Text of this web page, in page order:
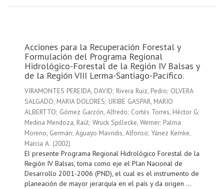
Acciones para la Recuperación Forestal y
Formulación del Programa Regional
Hidrológico-Forestal de la Región IV Balsas y
de la Región VIII Lerma-Santiago-Pacífico.
VIRAMONTES PEREIDA, DAVID; Rivera Ruiz, Pedro; OLVERA
SALGADO, MARIA DOLORES; URIBE GASPAR, MARIO
ALBERTTO; Gómez Garzón, Alfredo; Cortés Torres, Héctor G;
Medina Mendoza, Raúl; Wruck Spillecke, Werner; Palma
Moreno, Germán; Aguayo Mavridis, Alfonso; Yánez Kernke,
Marcia A. (2002)
El presente Programa Regional Hidrológico Forestal de la
Región IV Balsas, toma como eje el Plan Nacional de
Desarrollo 2001-2006 (PND), el cual es el instrumento de
planeación de mayor jerarquía en el país y da origen ...